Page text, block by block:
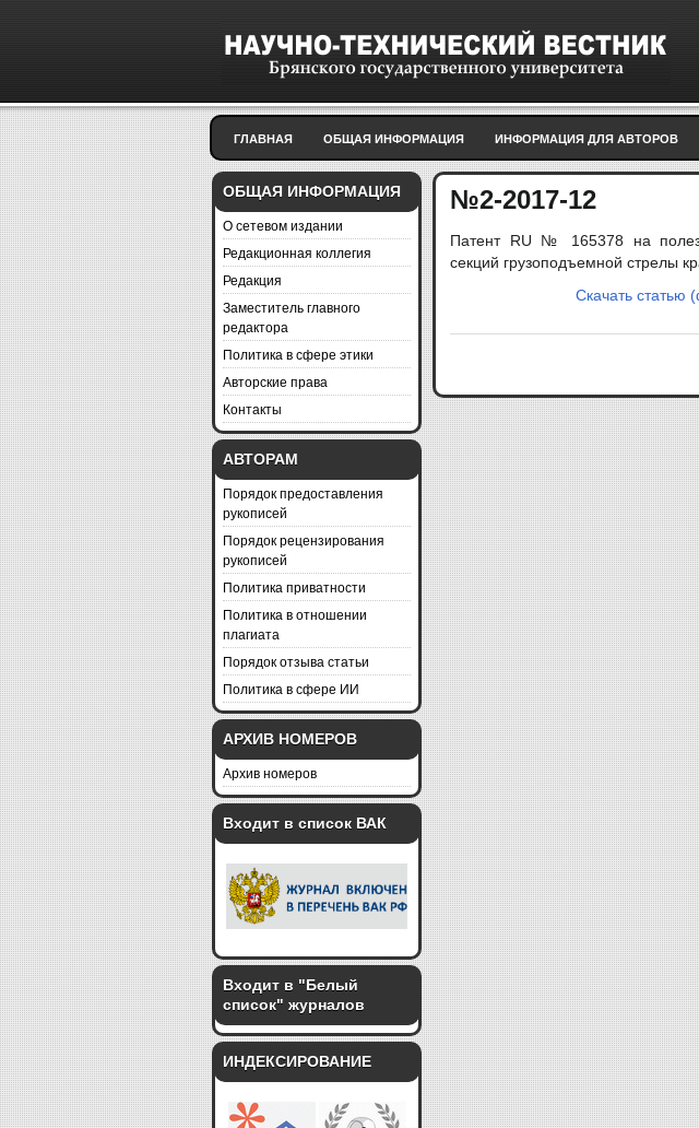
ГЛАВНАЯ ОБЩАЯ ИНФОРМАЦИЯ ИНФОРМАЦИЯ ДЛЯ АВТОРОВ
ОБЩАЯ ИНФОРМАЦИЯ
О сетевом издании
Редакционная коллегия
Редакция
Заместитель главного
редактора
Политика в сфере этики
Авторские права
Контакты
АВТОРАМ
Порядок предоставления
рукописей
Порядок рецензирования
рукописей
Политика приватности
Политика в отношении
плагиата
Порядок отзыва статьи
Политика в сфере ИИ
АРХИВ НОМЕРОВ
Архив номеров
Входит в список ВАК
Входит в "Белый
список" журналов
ИНДЕКСИРОВАНИЕ
№2-2017-12
Патент RU № 165378 на
секций грузоподъемной стрелы
Скачать